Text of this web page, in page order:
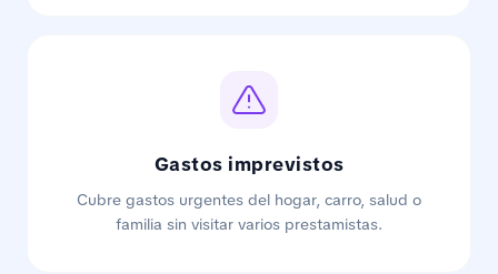
Gastos imprevistos
Cubre gastos urgentes del hogar, carro, salud o
familia sin visitar varios prestamistas.